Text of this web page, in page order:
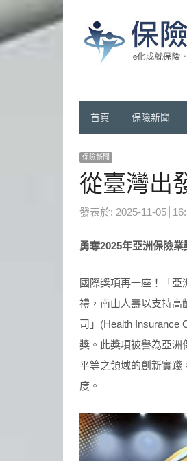
首頁 保險新聞
保險新聞
從臺灣出
發表於: 2025-11-05
勇奪2025年亞洲保險業
國際獎項再一座！「亞
禮，南山人壽以支持高
司」(Health Insurance
獎。此獎項被譽為亞洲
平等之領域的創新實踐
度。